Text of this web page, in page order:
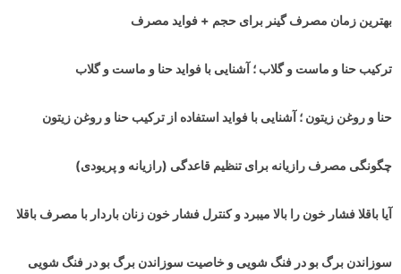
بهترین زمان مصرف گینر برای حجم + فواید مصرف
ترکیب حنا و ماست و گلاب ؛ آشنایی با فواید حنا و ماست و گلاب
حنا و روغن زیتون ؛ آشنایی با فواید استفاده از ترکیب حنا و روغن زیتون
چگونگی مصرف رازیانه برای تنظیم قاعدگی (رازیانه و پریودی)
آیا باقلا فشار خون را بالا میبرد و کنترل فشار خون زنان باردار با مصرف باقلا
سوزاندن برگ بو در فنگ شویی و خاصیت سوزاندن برگ بو در فنگ شویی